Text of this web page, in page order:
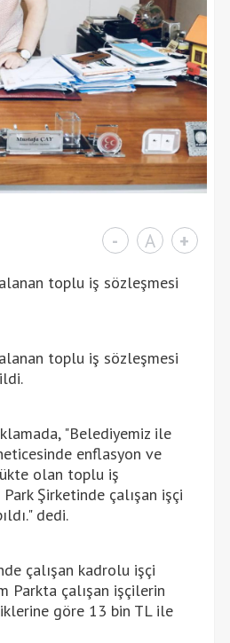
- A +
toplu iş sözleşmesi
toplu iş sözleşmesi
"Belediyemiz ile
enflasyon ve
olan toplu iş
Şirketinde çalışan işçi
dedi.
çalışan kadrolu işçi
Parkta çalışan işçilerin
göre 13 bin TL ile